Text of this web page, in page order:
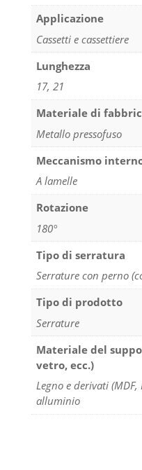
Applicazione
Cassetti e cassettiere
Lunghezza
17, 21
Materiale di
Metallo pressofuso
Meccanismo
A lamelle
Rotazione
180°
Tipo di serratura
Serrature con perno
Tipo di prodotto
Serrature
Materiale del
vetro, ecc.)
Legno e derivati (MDF,
alluminio